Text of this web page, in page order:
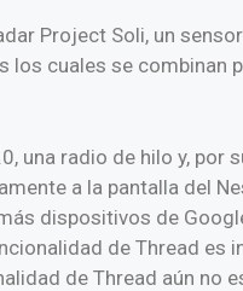
Project Soli, un
cuales se combinan
una radio de hilo y, por
a la pantalla del
dispositivos de
de Thread es
de Thread aún no